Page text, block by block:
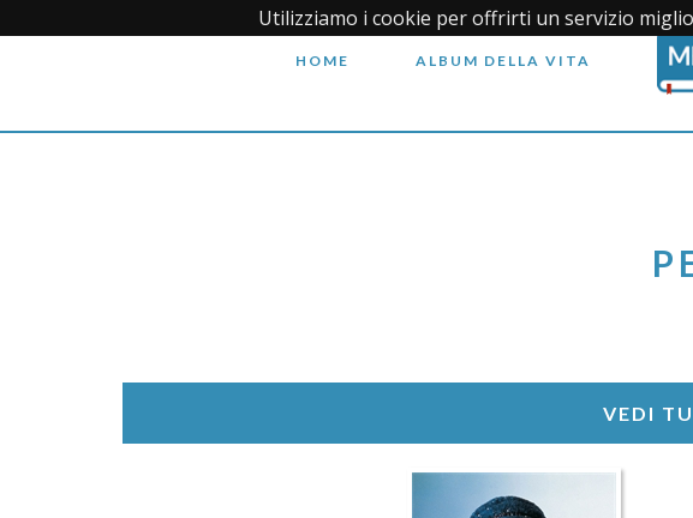
Utilizziamo i cookie per offrirti un servizio
HOME ALBUM DELLA VITA
VEDI